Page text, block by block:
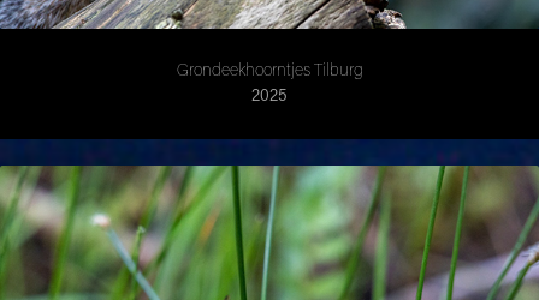
Grondeekhoorntjes Tilburg
2025